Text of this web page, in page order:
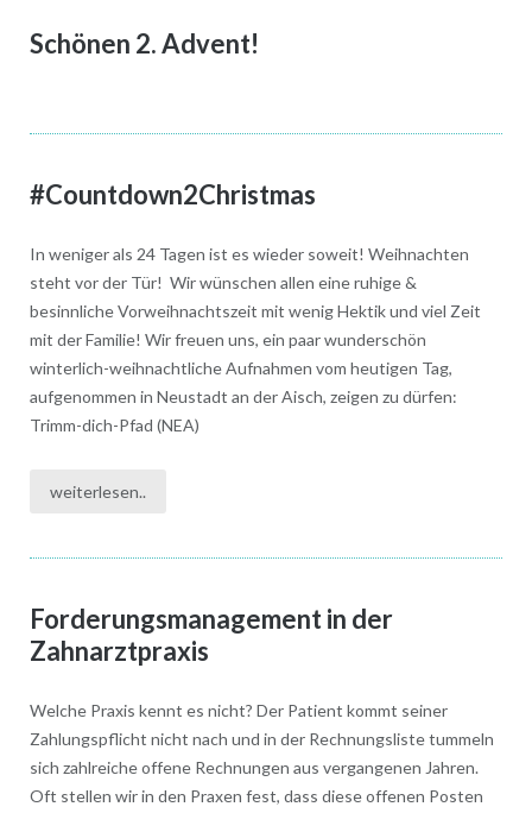
Schönen 2. Advent!
#Countdown2Christmas
In weniger als 24 Tagen ist es wieder soweit! Weihnachten
steht vor der Tür! Wir wünschen allen eine ruhige &
besinnliche Vorweihnachtszeit mit wenig Hektik und viel Zeit
mit der Familie! Wir freuen uns, ein paar wunderschön
winterlich-weihnachtliche Aufnahmen vom heutigen Tag,
aufgenommen in Neustadt an der Aisch, zeigen zu dürfen:
Trimm-dich-Pfad (NEA)
weiterlesen..
Forderungsmanagement in der
Zahnarztpraxis
Welche Praxis kennt es nicht? Der Patient kommt seiner
Zahlungspflicht nicht nach und in der Rechnungsliste tummeln
sich zahlreiche offene Rechnungen aus vergangenen Jahren.
Oft stellen wir in den Praxen fest, dass diese offenen Posten